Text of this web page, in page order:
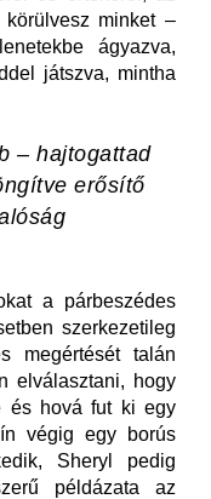
minket –
ágyazva,
játszva, mintha
– hajtogattad
erősítő
a párbeszédes
szerkezetileg
megértését talán
elválasztani, hogy
és hová fut ki egy
végig egy borús
Sheryl pedig
példázata az